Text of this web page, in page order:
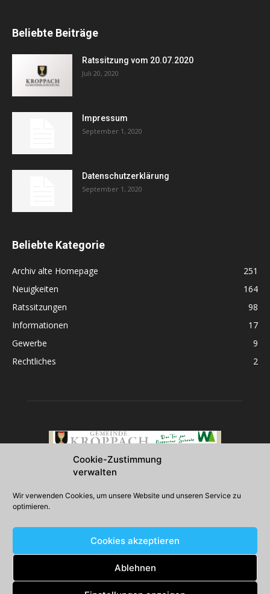
Cookie-Zustimmung
verwalten
Wir verwenden Cookies, um unsere Website und unseren Service zu
optimieren.
Cookies akzeptieren
Ablehnen
Beliebte Beiträge
Ratssitzung vom 20.07.2020
Juli 20, 2020
Impressum
September 1, 2020
Datenschutzerklärung
September 1, 2020
Beliebte Kategorie
Archiv alte Homepage
251
Neuigkeiten
164
Ratssitzungen
98
Informationen
17
Gewerbe
9
Rechtliches
2
Folgen Sie uns